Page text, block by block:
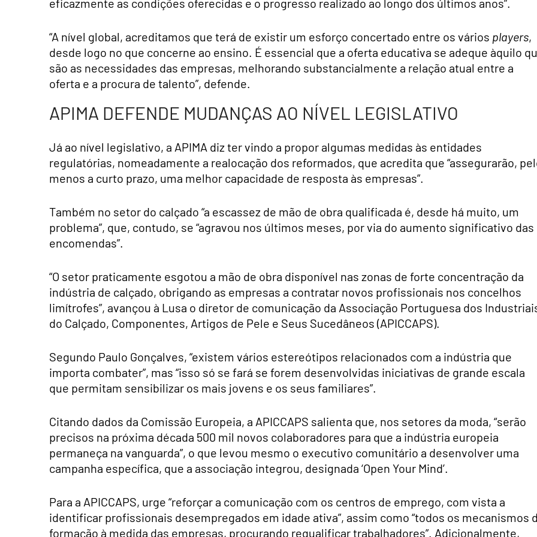
eficazmente as condições oferecidas e o progresso realizado ao longo dos últimos anos”.
“A nível global, acreditamos que terá de existir um esforço concertado entre os vários players,
desde logo no que concerne ao ensino. É essencial que a oferta educativa se adeque àquilo
são as necessidades das empresas, melhorando substancialmente a relação atual entre a
oferta e a procura de talento”, defende.
APIMA DEFENDE MUDANÇAS AO NÍVEL LEGISLATIVO
Já ao nível legislativo, a APIMA diz ter vindo a propor algumas medidas às entidades
regulatórias, nomeadamente a realocação dos reformados, que acredita que “assegurarão,
menos a curto prazo, uma melhor capacidade de resposta às empresas”.
Também no setor do calçado “a escassez de mão de obra qualificada é, desde há muito, um
problema”, que, contudo, se “agravou nos últimos meses, por via do aumento significativo das
encomendas”.
“O setor praticamente esgotou a mão de obra disponível nas zonas de forte concentração da
indústria de calçado, obrigando as empresas a contratar novos profissionais nos concelhos
limítrofes”, avançou à Lusa o diretor de comunicação da Associação Portuguesa dos
do Calçado, Componentes, Artigos de Pele e Seus Sucedâneos (APICCAPS).
Segundo Paulo Gonçalves, “existem vários estereótipos relacionados com a indústria que
importa combater”, mas “isso só se fará se forem desenvolvidas iniciativas de grande escala
que permitam sensibilizar os mais jovens e os seus familiares”.
Citando dados da Comissão Europeia, a APICCAPS salienta que, nos setores da moda, “serão
precisos na próxima década 500 mil novos colaboradores para que a indústria europeia
permaneça na vanguarda”, o que levou mesmo o executivo comunitário a desenvolver uma
campanha específica, que a associação integrou, designada ‘Open Your Mind’.
Para a APICCAPS, urge “reforçar a comunicação com os centros de emprego, com vista a
identificar profissionais desempregados em idade ativa”, assim como “todos os mecanismos
formação à medida das empresas, procurando requalificar trabalhadores”. Adicionalmente,